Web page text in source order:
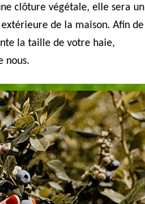
clôture végétale, elle sera un
de la maison. Afin de
la taille de votre haie,
nous.